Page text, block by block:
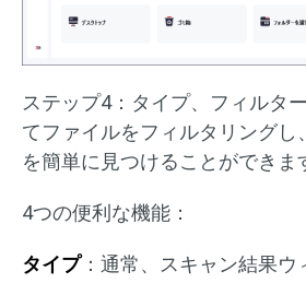
ステップ4：タイプ、フィルタ
てファイルをフィルタリングし
を簡単に見つけることができま
4つの便利な機能：
タイプ：通常、スキャン結果ウ